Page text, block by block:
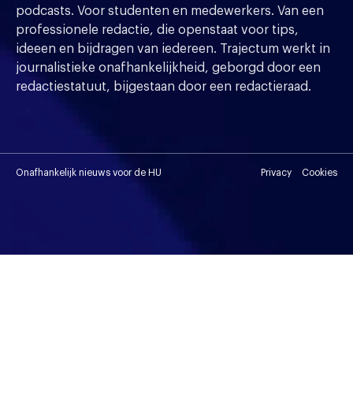
podcasts. Voor studenten en medewerkers. Van een
professionele redactie, die openstaat voor tips,
ideeen en bijdragen van iedereen. Trajectum werkt in
journalistieke onafhankelijkheid, geborgd door een
redactiestatuut, bijgestaan door een redactieraad.
Onafhankelijk nieuws voor de HU Privacy Cookies